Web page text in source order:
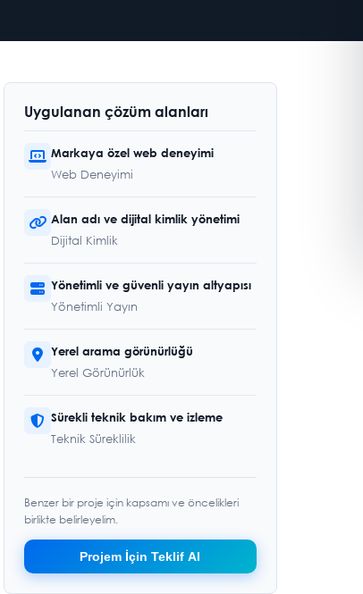
Uygulanan çözüm alanları
Markaya özel web deneyimi
Web Deneyimi
Alan adı ve dijital kimlik yönetimi
Dijital Kimlik
Yönetimli ve güvenli yayın altyapısı
Yönetimli Yayın
Yerel arama görünürlüğü
Yerel Görünürlük
Sürekli teknik bakım ve izleme
Teknik Süreklilik
Benzer bir proje için kapsamı ve öncelikleri
birlikte belirleyelim.
Projem İçin Teklif Al